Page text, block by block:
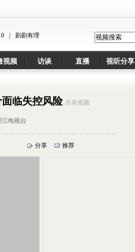
剧剧有理
视频 访谈 直播 视听分享
临失控风险 共条视频
江电视台
分享 推荐